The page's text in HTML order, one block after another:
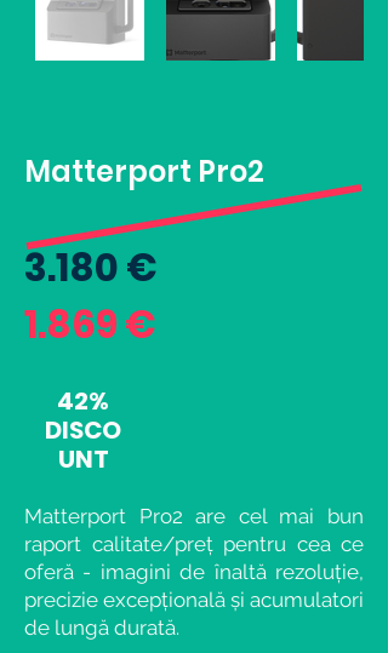
Matterport Pro2
3.180 €
1.869 €
42%
DISCO
UNT
Matterport Pro2 are cel mai bun
raport calitate/preț pentru cea ce
oferă - imagini de înaltă rezoluție,
precizie excepțională și acumulatori
de lungă durată.